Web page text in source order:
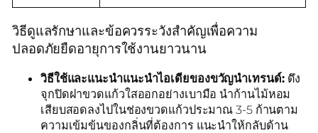
วิธีดูแลรักษาและข้อควรระวังสำคัญเพื่อความ
ปลอดภัยยืดอายุการใช้งานยาวนาน
วิธีใช้และแนะนำแนะนำไอเดียของขวัญนำเทรนด์:ดึง
จุกปิดฝาขวดแก้วใสออกอย่างเบามือ นำก้านไม้หอม
เสียบสอดลงไปในช่องขวดแก้วประมาณ 3-5 ก้านตาม
ความเข้มข้นของกลิ่นที่ต้องการ แนะนำให้กลับด้าน